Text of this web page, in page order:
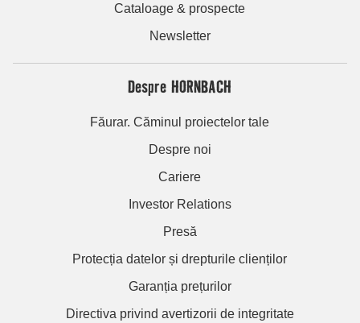
Cataloage & prospecte
Newsletter
Despre HORNBACH
Făurar. Căminul proiectelor tale
Despre noi
Cariere
Investor Relations
Presă
Protecția datelor și drepturile clienților
Garanția prețurilor
Directiva privind avertizorii de integritate